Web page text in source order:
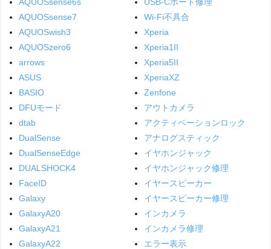
AQUOSsense7
AQUOSwish3
AQUOSzero6
arrows
ASUS
BASIO
DFUモード
dtab
DualSense
DualSenseEdge
DUALSHOCK4
FaceID
Galaxy
GalaxyA20
GalaxyA21
GalaxyA22
Wi-Fi不具合
Xperia
Xperia1II
Xperia5II
XperiaXZ
Zenfone
アウトカメラ
アクティベーションロック
アナログスティック
イヤホンジャック
イヤホンジャック修理
イヤースピーカー
イヤースピーカー修理
インカメラ
インカメラ修理
エラー表示